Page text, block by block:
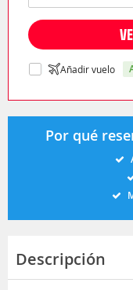
Añadir vuelo
Por qué
Descripción